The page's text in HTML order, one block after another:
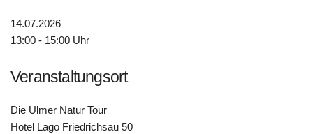
14.07.2026
13:00 - 15:00 Uhr
Veranstaltungsort
Die Ulmer Natur Tour
Hotel Lago Friedrichsau 50